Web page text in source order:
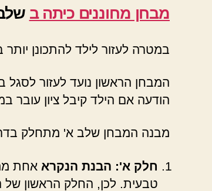
מבחן מחוננים כיתה ב
במטרה לעזור לילד להתכונן
המבחן הראשון נועד לעזור
הודעה אם הילד קיבל ציון עובר
מבנה המבחן שלב א' מתחלק בדרך כלל
חלק א': הבנת הנקרא אחת
טבעית. לכן, החלק הראשון